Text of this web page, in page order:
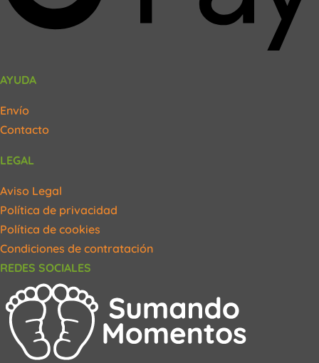
AYUDA
Envío
Contacto
LEGAL
Aviso Legal
Política de privacidad
Política de cookies
Condiciones de contratación
REDES SOCIALES